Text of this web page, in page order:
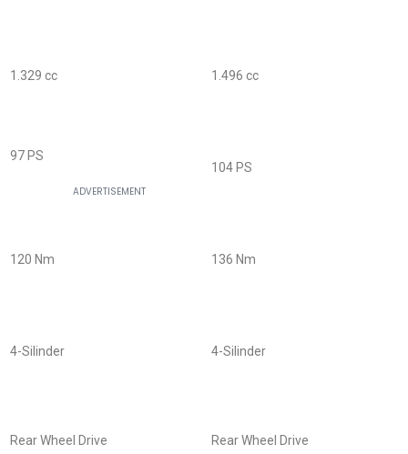
1.329 cc 1.496 cc
97 PS
104 PS
120 Nm 136 Nm
4-Silinder 4-Silinder
Rear Wheel Drive Rear Wheel Drive